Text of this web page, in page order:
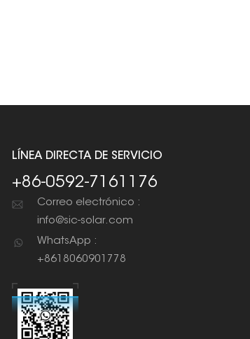
LÍNEA DIRECTA DE SERVICIO
+86-0592-7161176
Correo electrónico :
info@sic-solar.com
WhatsApp :
+8618060901778